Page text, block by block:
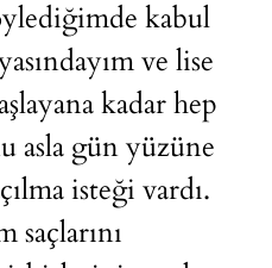
kabul
ve lise
kadar hep
asla gün yüzüne
isteği vardı.
saçlarını